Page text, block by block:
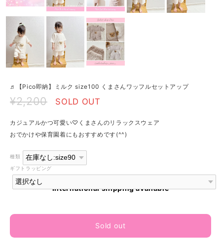
♬【Pico即納】ミルク size100 くまさんワッフルセットアップ
¥2,200 SOLD OUT
カジュアルかつ可愛い♡くまさんのリラックスウェア
おでかけや保育園着にもおすすめです(^^)
種類
ギフトラッピング
International shipping available
Sold out